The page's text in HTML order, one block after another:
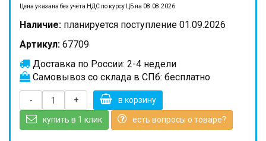
Цена указана без учёта НДС по курсу ЦБ на 08.08.2026
Наличие: планируется поступление 01.09.2026
Артикул: 67709
Доставка по России: 2-4 недели
Самовывоз со склада в СПб: бесплатно
- + в корзину
купить в 1 клик есть вопросы о товаре?